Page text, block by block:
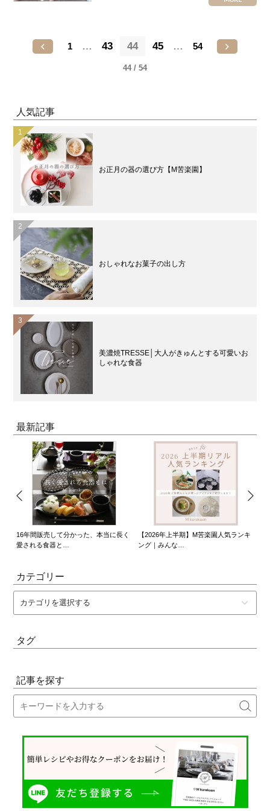
1 … 43 44 45 … 54
44 / 54
人気記事
お正月の器の選び方【M苦楽園】
おしゃれなお菓子の出し方
美濃焼TRESSE│大人がきゅんとする可愛いお
しゃれな食器
最新記事
16年間販売して分かった、本当に長く
愛される食器と…
【2026年上半期】M苦楽園人気ランキ
ング｜みんな…
カテゴリー
タグ
記事を探す